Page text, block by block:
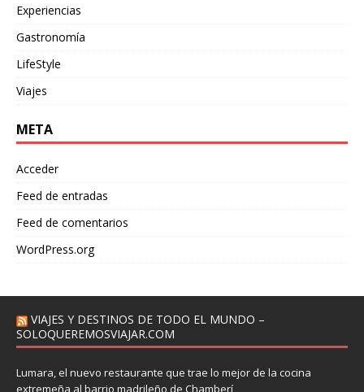
Experiencias
Gastronomía
LifeStyle
Viajes
META
Acceder
Feed de entradas
Feed de comentarios
WordPress.org
VIAJES Y DESTINOS DE TODO EL MUNDO –
SOLOQUEREMOSVIAJAR.COM
Lumara, el nuevo restaurante que trae lo mejor de la cocina
extremeña al barrio madrileño de Chamberí